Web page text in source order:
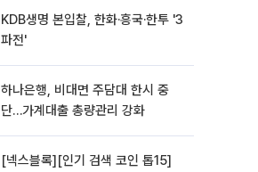
KDB생명 본입찰, 한화·흥국·한투 '3
파전'
하나은행, 비대면 주담대 한시 중
단…가계대출 총량관리 강화
[넥스블록][인기 검색 코인 톱15]